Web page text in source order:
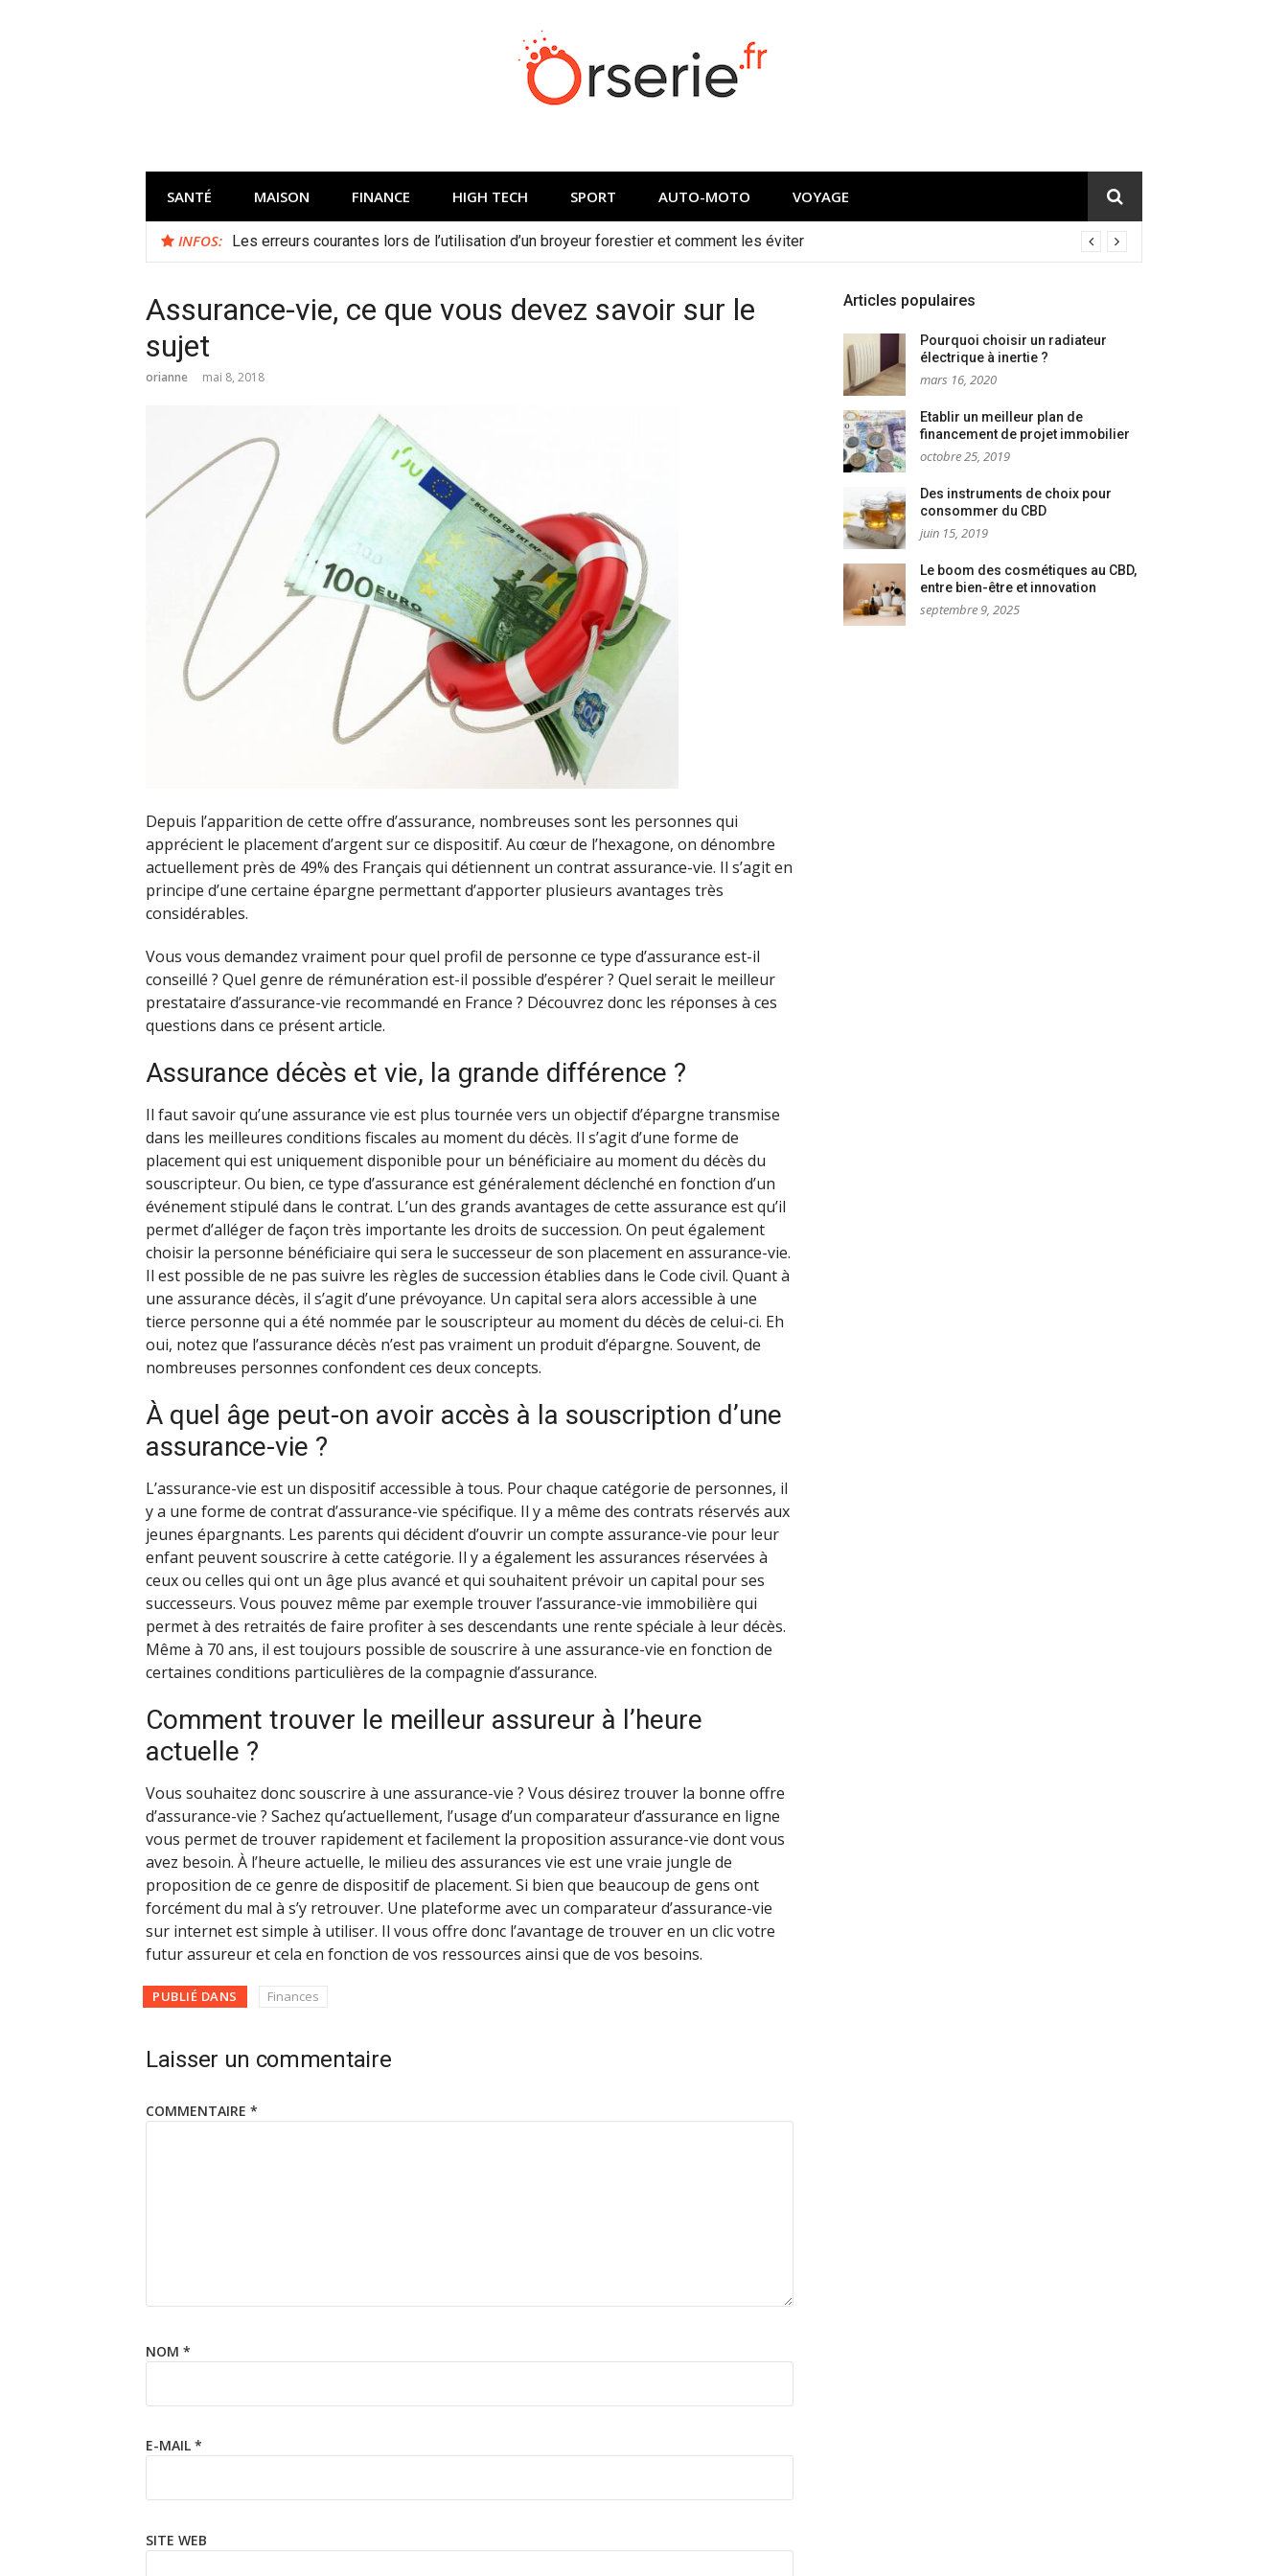
SANTÉ MAISON FINANCE HIGH TECH SPORT AUTO-MOTO VOYAGE
INFOS: Les erreurs courantes lors de l’utilisation d’un broyeur forestier et comment les éviter
Assurance-vie, ce que vous devez savoir sur le
sujet
orianne mai 8, 2018
Depuis l’apparition de cette offre d’assurance, nombreuses sont les personnes qui
apprécient le placement d’argent sur ce dispositif. Au cœur de l’hexagone, on dénombre
actuellement près de 49% des Français qui détiennent un contrat assurance-vie. Il s’agit en
principe d’une certaine épargne permettant d’apporter plusieurs avantages très
considérables.
Vous vous demandez vraiment pour quel profil de personne ce type d’assurance est-il
conseillé ? Quel genre de rémunération est-il possible d’espérer ? Quel serait le meilleur
prestataire d’assurance-vie recommandé en France ? Découvrez donc les réponses à ces
questions dans ce présent article.
Assurance décès et vie, la grande différence ?
Il faut savoir qu’une assurance vie est plus tournée vers un objectif d’épargne transmise
dans les meilleures conditions fiscales au moment du décès. Il s’agit d’une forme de
placement qui est uniquement disponible pour un bénéficiaire au moment du décès du
souscripteur. Ou bien, ce type d’assurance est généralement déclenché en fonction d’un
événement stipulé dans le contrat. L’un des grands avantages de cette assurance est qu’il
permet d’alléger de façon très importante les droits de succession. On peut également
choisir la personne bénéficiaire qui sera le successeur de son placement en assurance-vie.
Il est possible de ne pas suivre les règles de succession établies dans le Code civil. Quant à
une assurance décès, il s’agit d’une prévoyance. Un capital sera alors accessible à une
tierce personne qui a été nommée par le souscripteur au moment du décès de celui-ci. Eh
oui, notez que l’assurance décès n’est pas vraiment un produit d’épargne. Souvent, de
nombreuses personnes confondent ces deux concepts.
À quel âge peut-on avoir accès à la souscription d’une
assurance-vie ?
L’assurance-vie est un dispositif accessible à tous. Pour chaque catégorie de personnes, il
y a une forme de contrat d’assurance-vie spécifique. Il y a même des contrats réservés aux
jeunes épargnants. Les parents qui décident d’ouvrir un compte assurance-vie pour leur
enfant peuvent souscrire à cette catégorie. Il y a également les assurances réservées à
ceux ou celles qui ont un âge plus avancé et qui souhaitent prévoir un capital pour ses
successeurs. Vous pouvez même par exemple trouver l’assurance-vie immobilière qui
permet à des retraités de faire profiter à ses descendants une rente spéciale à leur décès.
Même à 70 ans, il est toujours possible de souscrire à une assurance-vie en fonction de
certaines conditions particulières de la compagnie d’assurance.
Comment trouver le meilleur assureur à l’heure
actuelle ?
Vous souhaitez donc souscrire à une assurance-vie ? Vous désirez trouver la bonne offre
d’assurance-vie ? Sachez qu’actuellement, l’usage d’un comparateur d’assurance en ligne
vous permet de trouver rapidement et facilement la proposition assurance-vie dont vous
avez besoin. À l’heure actuelle, le milieu des assurances vie est une vraie jungle de
proposition de ce genre de dispositif de placement. Si bien que beaucoup de gens ont
forcément du mal à s’y retrouver. Une plateforme avec un comparateur d’assurance-vie
sur internet est simple à utiliser. Il vous offre donc l’avantage de trouver en un clic votre
futur assureur et cela en fonction de vos ressources ainsi que de vos besoins.
PUBLIÉ DANS Finances
Laisser un commentaire
COMMENTAIRE *
NOM *
E-MAIL *
SITE WEB
Articles populaires
Pourquoi choisir un radiateur
électrique à inertie ?
mars 16, 2020
Etablir un meilleur plan de
financement de projet immobilier
octobre 25, 2019
Des instruments de choix pour
consommer du CBD
juin 15, 2019
Le boom des cosmétiques au CBD,
entre bien-être et innovation
septembre 9, 2025